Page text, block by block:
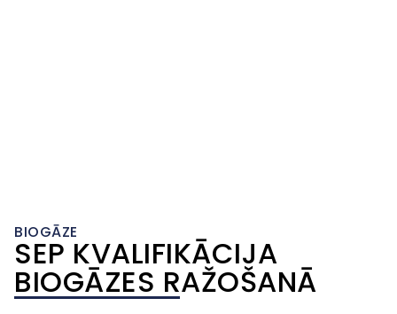
BIOGĀZE
SEP KVALIFIKĀCIJA
BIOGĀZES RAŽOŠANĀ